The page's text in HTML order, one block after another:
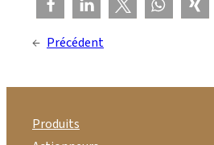
← Précédent
Produits